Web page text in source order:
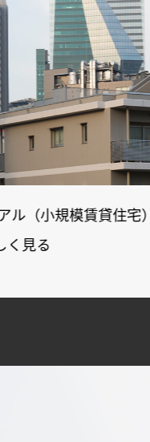
ル（小規模賃貸住宅）
く見る